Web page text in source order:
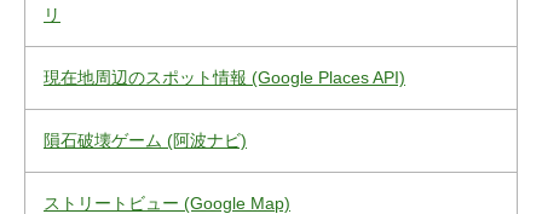
リ
現在地周辺のスポット情報 (Google Places API)
隕石破壊ゲーム (阿波ナビ)
ストリートビュー (Google Map)